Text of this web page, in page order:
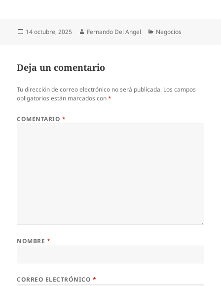
Publicado
14 octubre, 2025 Autor
Fernando Del Angel Categorías
Negocios
Deja un comentario
Tu dirección de correo electrónico no será publicada. Los campos
obligatorios están marcados con*
COMENTARIO *
NOMBRE *
CORREO ELECTRÓNICO *